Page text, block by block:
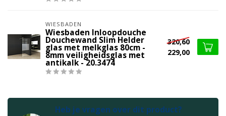
WIESBADEN
Wiesbaden Inloopdouche
Douchewand Slim Helder
glas met melkglas 80cm -
8mm veiligheidsglas met
antikalk - 20.3474
320,60
229,00
Heb je vragen over dit product?